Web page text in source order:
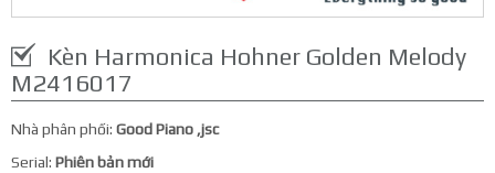
Kèn Harmonica Hohner Golden Melody
M2416017
Nhà phân phối: Good Piano ,jsc
Serial: Phiên bản mới